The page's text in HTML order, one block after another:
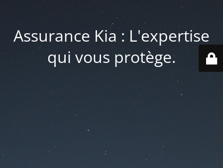
Assurance Kia : L'expertise
qui vous protège.